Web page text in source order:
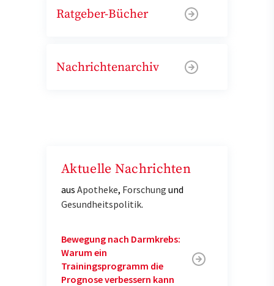
Ratgeber-Bücher
Nachrichtenarchiv
Aktuelle Nachrichten
aus Apotheke, Forschung und
Gesundheitspolitik.
Bewegung nach Darmkrebs:
Warum ein
Trainingsprogramm die
Prognose verbessern kann